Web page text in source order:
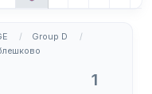
Group D
1